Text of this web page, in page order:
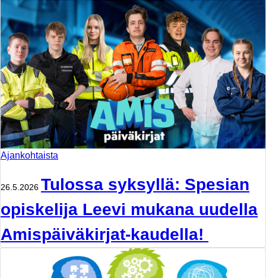
Ajankohtaista
26.5.2026 Tulossa syksyllä: Spesian
opiskelija Leevi mukana uudella
Amispäiväkirjat-kaudella!